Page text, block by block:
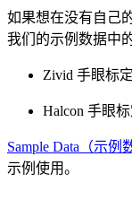
如果想在没有自己
我们的示例数据中
Zivid 手眼标
Halcon 手眼标
Sample Data（示例
示例使用。